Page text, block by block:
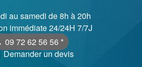
au samedi de 8h à 20h
immédiate 24/24H 7/7J
09 72 62 56 56 *
Demander un devis